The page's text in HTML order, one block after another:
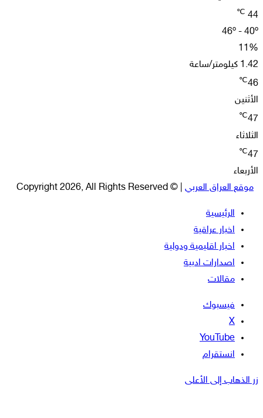
44
℃
46º - 40º
11%
1.42 كيلومتر/ساعة
46
℃
الأثنين
47
℃
الثلاثاء
47
℃
الأربعاء
موقع العراق العربي | © Copyright 2026, All Rights Reserved
الرئيسية
اخبار عراقية
اخبار اقليمية ودولية
اصدارات ادبية
مقالات
فيسبوك
‫X
‫YouTube
انستقرام
زر الذهاب إلى الأعلى